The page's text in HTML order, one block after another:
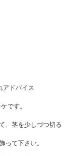
アドバイス
です。
、茎を少しづつ切る
って下さい。